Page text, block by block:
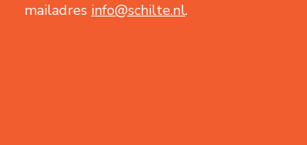
mailadres info@schilte.nl.